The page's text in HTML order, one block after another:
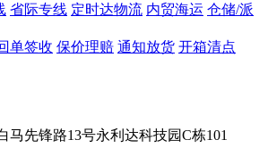
省际专线 定时达物流 内贸海运 仓储/派
单签收 保价理赔 通知放货 开箱清点
马先锋路13号永利达科技园C栋101